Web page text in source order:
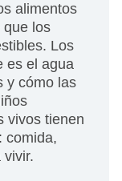
alimentos
que los
Los
es el agua
y cómo las
vivos tienen
comida,
vivir.